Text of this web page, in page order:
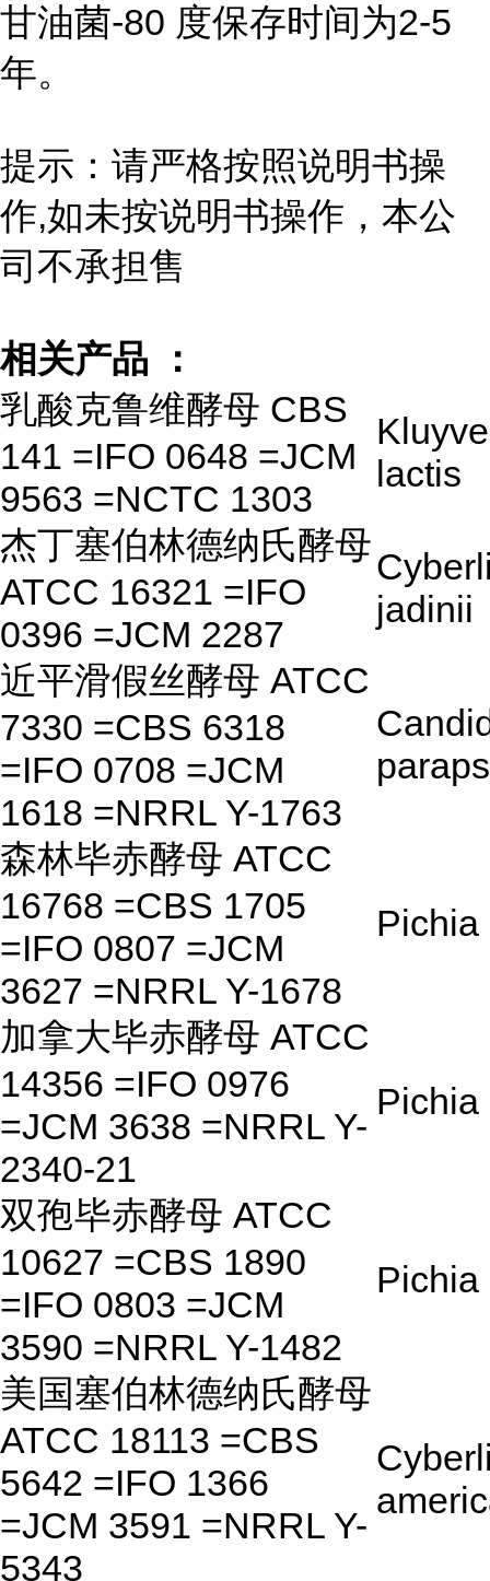
甘油菌-80 度保存时间为2-5
年。
提示：请严格按照说明书操
作,如未按说明书操作，本公
司不承担售
相关产品 ：
乳酸克鲁维酵母 CBS
141 =IFO 0648 =JCM
9563 =NCTC 1303
lactis
杰丁塞伯林德纳氏酵母
ATCC 16321 =IFO
0396 =JCM 2287
jadinii
近平滑假丝酵母 ATCC
7330 =CBS 6318
=IFO 0708 =JCM
1618 =NRRL Y-1763
森林毕赤酵母 ATCC
16768 =CBS 1705
=IFO 0807 =JCM
3627 =NRRL Y-1678
Pichia
加拿大毕赤酵母 ATCC
14356 =IFO 0976
=JCM 3638 =NRRL Y-
2340-21
Pichia
双孢毕赤酵母 ATCC
10627 =CBS 1890
=IFO 0803 =JCM
3590 =NRRL Y-1482
Pichia
美国塞伯林德纳氏酵母
ATCC 18113 =CBS
5642 =IFO 1366
=JCM 3591 =NRRL Y-
5343